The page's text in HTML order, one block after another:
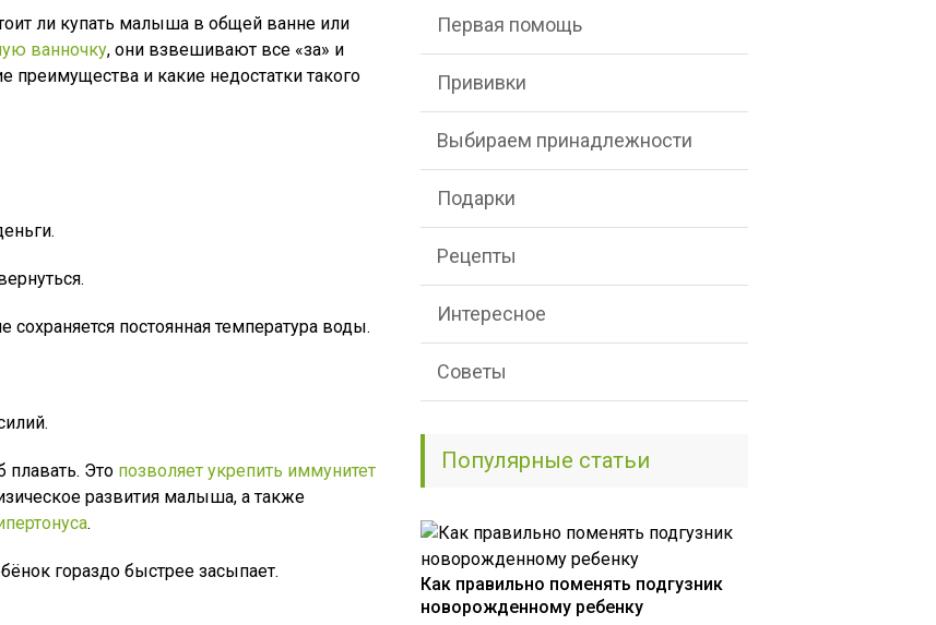
ли купать малыша в общей ванне или
ванночку, они взвешивают все «за» и
преимущества и какие недостатки такого
постоянная температура воды.
плавать. Это позволяет укрепить иммунитет
развития малыша, а также
.
гораздо быстрее засыпает.
Первая помощь
Прививки
Выбираем принадлежности
Подарки
Рецепты
Интересное
Советы
Популярные статьи
Как правильно поменять подгузник
новорожденному ребенку